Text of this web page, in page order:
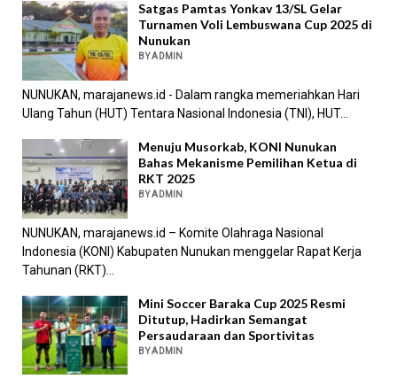
Satgas Pamtas Yonkav 13/SL Gelar
Turnamen Voli Lembuswana Cup 2025 di
Nunukan
BY ADMIN
NUNUKAN, marajanews.id - Dalam rangka memeriahkan Hari
Ulang Tahun (HUT) Tentara Nasional Indonesia (TNI), HUT...
Menuju Musorkab, KONI Nunukan
Bahas Mekanisme Pemilihan Ketua di
RKT 2025
BY ADMIN
NUNUKAN, marajanews.id – Komite Olahraga Nasional
Indonesia (KONI) Kabupaten Nunukan menggelar Rapat Kerja
Tahunan (RKT)...
Mini Soccer Baraka Cup 2025 Resmi
Ditutup, Hadirkan Semangat
Persaudaraan dan Sportivitas
BY ADMIN